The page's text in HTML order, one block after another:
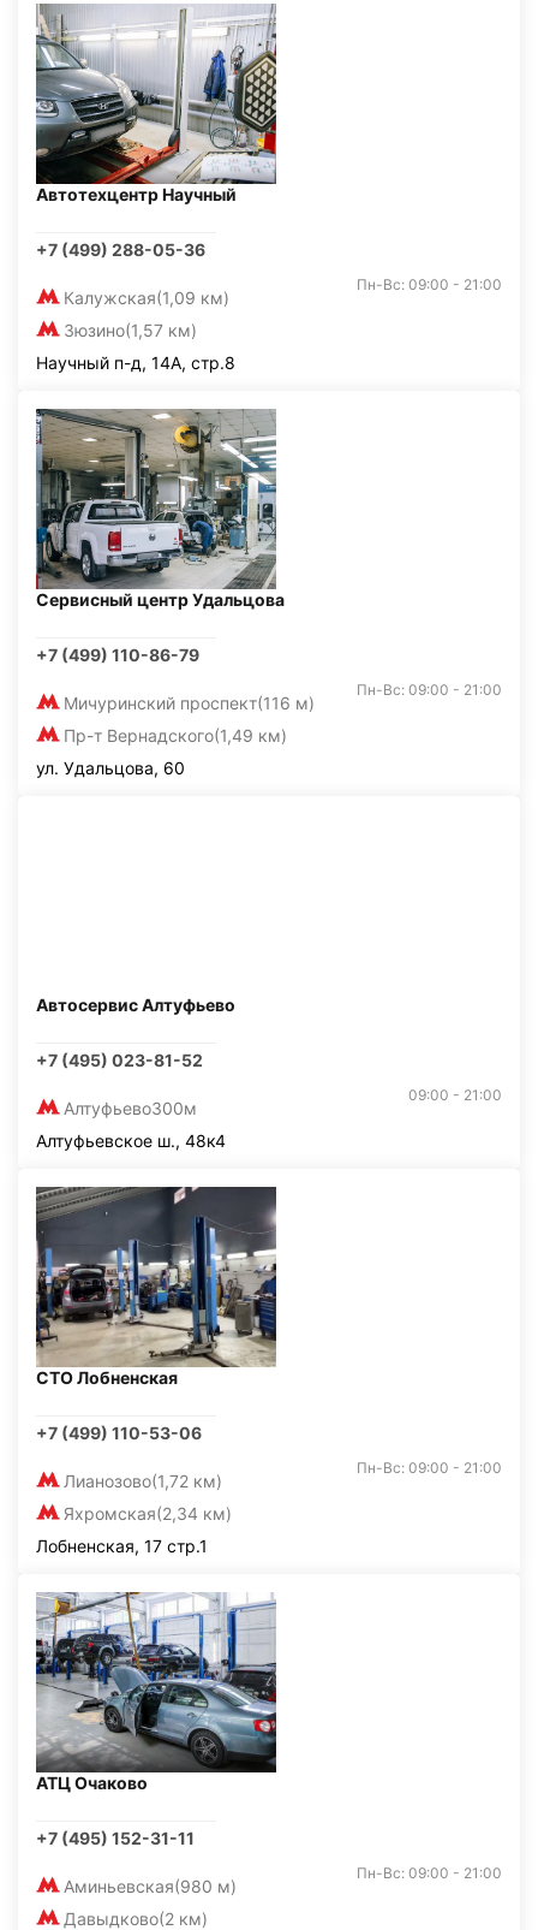
Автотехцентр Научный
+7 (499) 288-05-36
Калужская(1,09 км)
Зюзино(1,57 км)
Пн-Вс: 09:00 - 21:00
Научный п-д, 14А, стр.8
Сервисный центр Удальцова
+7 (499) 110-86-79
Мичуринский проспект(116 м)
Пр-т Вернадского(1,49 км)
Пн-Вс: 09:00 - 21:00
ул. Удальцова, 60
Автосервис Алтуфьево
+7 (495) 023-81-52
Алтуфьево300м
09:00 - 21:00
Алтуфьевское ш., 48к4
СТО Лобненская
+7 (499) 110-53-06
Лианозово(1,72 км)
Яхромская(2,34 км)
Пн-Вс: 09:00 - 21:00
Лобненская, 17 стр.1
АТЦ Очаково
+7 (495) 152-31-11
Аминьевская(980 м)
Давыдково(2 км)
Пн-Вс: 09:00 - 21:00